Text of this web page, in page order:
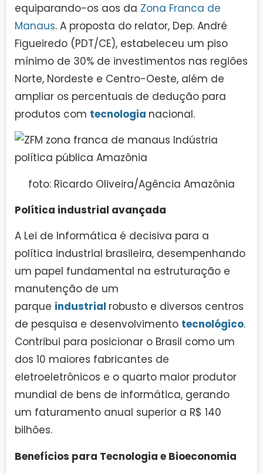
equiparando-os aos da Zona Franca de
Manaus. A proposta do relator, Dep. André
Figueiredo (PDT/CE), estabeleceu um piso
mínimo de 30% de investimentos nas regiões
Norte, Nordeste e Centro-Oeste, além de
ampliar os percentuais de dedução para
produtos com tecnologia nacional.
foto: Ricardo Oliveira/Agência Amazônia
Política industrial avançada
A Lei de Informática é decisiva para a
política industrial brasileira, desempenhando
um papel fundamental na estruturação e
manutenção de um
parque industrial robusto e diversos centros
de pesquisa e desenvolvimento tecnológico.
Contribui para posicionar o Brasil como um
dos 10 maiores fabricantes de
eletroeletrônicos e o quarto maior produtor
mundial de bens de informática, gerando
um faturamento anual superior a R$ 140
bilhões.
Benefícios para Tecnologia e Bioeconomia